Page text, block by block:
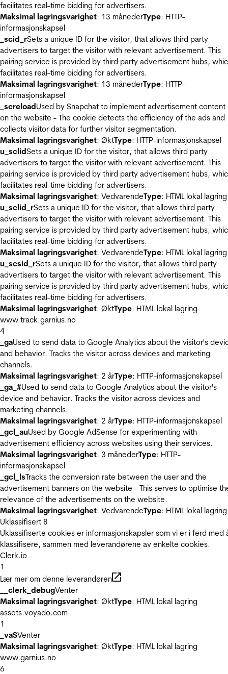
facilitates real-time bidding for advertisers.
Maksimal lagringsvarighet: 13 månederType: HTTP-
informasjonskapsel
_scid_rSets a unique ID for the visitor, that allows third party
advertisers to target the visitor with relevant advertisement. This
pairing service is provided by third party advertisement hubs,
facilitates real-time bidding for advertisers.
Maksimal lagringsvarighet: 13 månederType: HTTP-
informasjonskapsel
_screloadUsed by Snapchat to implement advertisement content
on the website - The cookie detects the efficiency of the ads and
collects visitor data for further visitor segmentation.
Maksimal lagringsvarighet: ØktType: HTTP-informasjonskapsel
u_sclidSets a unique ID for the visitor, that allows third party
advertisers to target the visitor with relevant advertisement. This
pairing service is provided by third party advertisement hubs,
facilitates real-time bidding for advertisers.
Maksimal lagringsvarighet: VedvarendeType: HTML lokal lagring
u_sclid_rSets a unique ID for the visitor, that allows third party
advertisers to target the visitor with relevant advertisement. This
pairing service is provided by third party advertisement hubs,
facilitates real-time bidding for advertisers.
Maksimal lagringsvarighet: VedvarendeType: HTML lokal lagring
u_scsid_rSets a unique ID for the visitor, that allows third party
advertisers to target the visitor with relevant advertisement. This
pairing service is provided by third party advertisement hubs,
facilitates real-time bidding for advertisers.
Maksimal lagringsvarighet: ØktType: HTML lokal lagring
www.track.garnius.no
4
_gaUsed to send data to Google Analytics about the visitor's
and behavior. Tracks the visitor across devices and marketing
channels.
Maksimal lagringsvarighet: 2 årType: HTTP-informasjonskapsel
_ga_#Used to send data to Google Analytics about the visitor's
device and behavior. Tracks the visitor across devices and
marketing channels.
Maksimal lagringsvarighet: 2 årType: HTTP-informasjonskapsel
_gcl_auUsed by Google AdSense for experimenting with
advertisement efficiency across websites using their services.
Maksimal lagringsvarighet: 3 månederType: HTTP-
informasjonskapsel
_gcl_lsTracks the conversion rate between the user and the
advertisement banners on the website - This serves to optimise
relevance of the advertisements on the website.
Maksimal lagringsvarighet: VedvarendeType: HTML lokal lagring
Uklassifisert 8
Uklassifiserte cookies er informasjonskapsler som vi er i ferd med
klassifisere, sammen med leverandørene av enkelte cookies.
Clerk.io
1
Lær mer om denne leverandøren
__clerk_debugVenter
Maksimal lagringsvarighet: ØktType: HTML lokal lagring
assets.voyado.com
1
_vaSVenter
Maksimal lagringsvarighet: ØktType: HTML lokal lagring
www.garnius.no
6